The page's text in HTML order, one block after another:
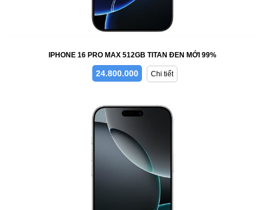
IPHONE 16 PRO MAX 512GB TITAN ĐEN MỚI 99%
24.800.000 Chi tiết